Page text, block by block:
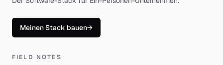
Meinen Stack bauen→
FIELD NOTES